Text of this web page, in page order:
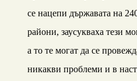
се нацепи държавата на
райони, заусукваха тези
а то те могат да се
никакви проблеми и в